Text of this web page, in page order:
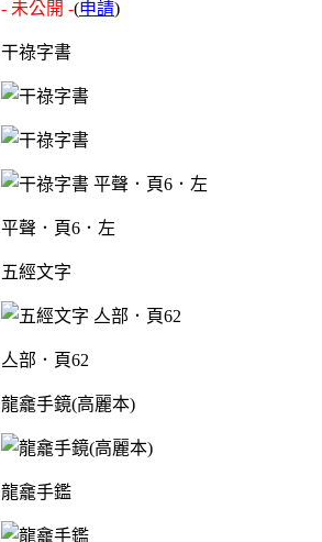
- 未公開 -(申請)
干祿字書
平聲．頁6．左
五經文字
亼部．頁62
龍龕手鏡(高麗本)
龍龕手鑑